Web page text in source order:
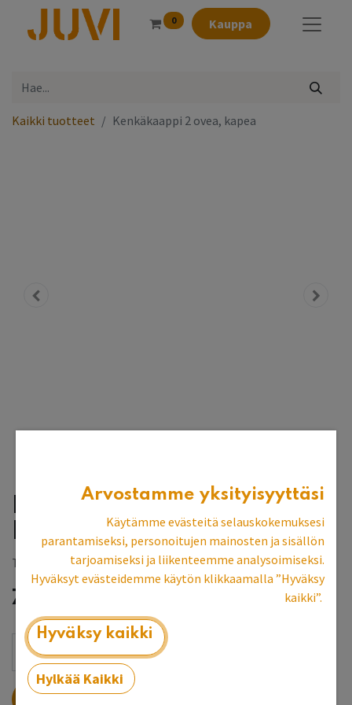
0 Kauppa
Kaikki tuotteet Kenkäkaappi 2 ovea, kapea
Kenkäkaappi 2 ovea,
kapea
Tilaustuote, toimitusaika 8-10 vk
796,02
LISÄÄ OSTOSKORIIN
Arvostamme yksityisyyttäsi
Käytämme evästeitä selauskokemuksesi
parantamiseksi, personoitujen mainosten ja sisällön
tarjoamiseksi ja liikenteemme analysoimiseksi.
Hyväksyt evästeidemme käytön klikkaamalla ”Hyväksy
kaikki”.
Hyväksy kaikki
Hylkää Kaikki